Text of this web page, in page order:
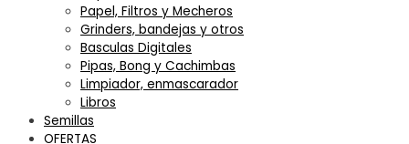
Papel, Filtros y Mecheros
Grinders, bandejas y otros
Basculas Digitales
Pipas, Bong y Cachimbas
Limpiador, enmascarador
Libros
Semillas
OFERTAS